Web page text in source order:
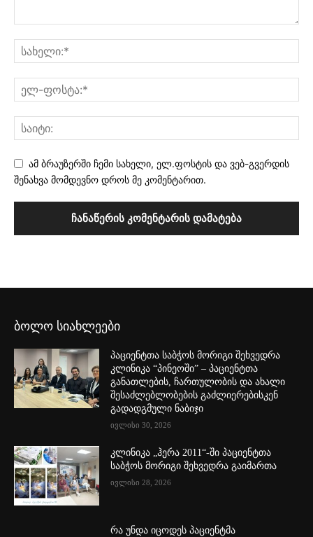
ამ ბრაუზერში ჩემი სახელი, ელ.ფოსტის და ვებ-გვერდის
შენახვა მომდევნო დროს მე კომენტარით.
ბოლო სიახლეები
პაციენტთა საბჭოს მორიგი შეხვედრა
კლინიკა “პინეოში” – პაციენტთა
განათლების, ჩართულობის და ახალი
შესაძლებლობების გაძლიერებისკენ
გადადგმული ნაბიჯი
ივლისი 30, 2026
კლინიკა „ჰერა 2011“-ში პაციენტთა
საბჭოს მორიგი შეხვედრა გაიმართა
ივლისი 28, 2026
რა უნდა იცოდეს პაციენტმა